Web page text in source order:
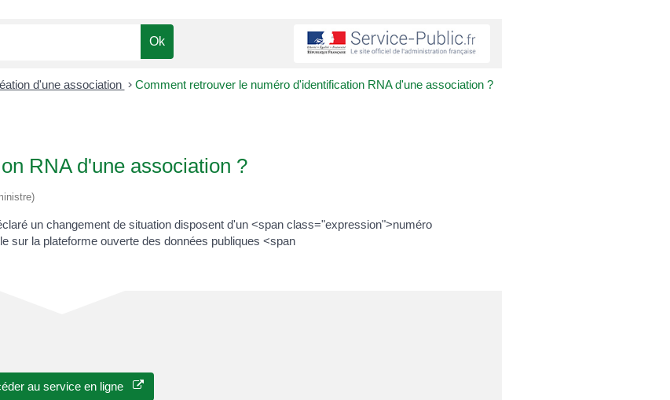
d'une association > Comment retrouver le numéro d'identification RNA d'une association ?
RNA d'une association ?
un changement de situation disposent d'un <span class="expression">numéro
sur la plateforme ouverte des données publiques <span
au service en ligne